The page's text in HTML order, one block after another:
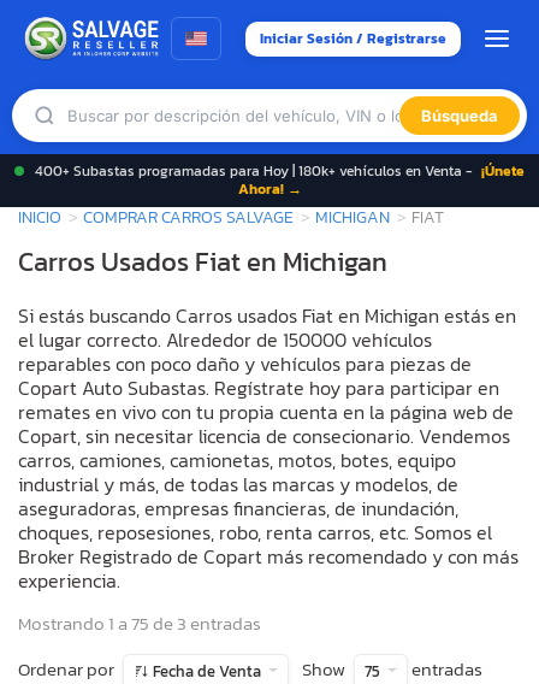
Iniciar Sesión / Registrarse
Búsqueda
400+ Subastas programadas para Hoy | 180k+ vehículos en Venta - ¡Únete
Ahora! →
INICIO COMPRAR CARROS SALVAGE MICHIGAN FIAT
Carros Usados Fiat en Michigan
Si estás buscando Carros usados Fiat en Michigan estás en
el lugar correcto. Alrededor de 150000 vehículos
reparables con poco daño y vehículos para piezas de
Copart Auto Subastas. Regístrate hoy para participar en
remates en vivo con tu propia cuenta en la página web de
Copart, sin necesitar licencia de consecionario. Vendemos
carros, camiones, camionetas, motos, botes, equipo
industrial y más, de todas las marcas y modelos, de
aseguradoras, empresas financieras, de inundación,
choques, reposesiones, robo, renta carros, etc. Somos el
Broker Registrado de Copart más recomendado y con más
experiencia.
Mostrando 1 a 75 de 3 entradas
Ordenar por
Fecha de Venta Show 75 entradas